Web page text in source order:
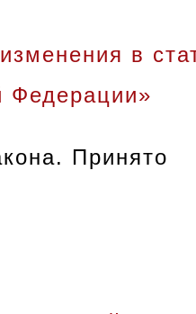
в
Федерации»
Принято